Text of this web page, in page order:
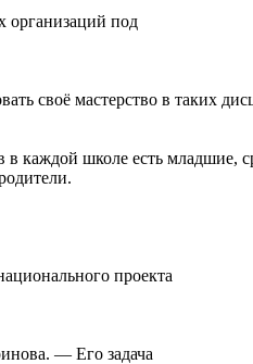
организаций под
своё мастерство в таких
в каждой школе есть младшие,
проекта
— Его задача